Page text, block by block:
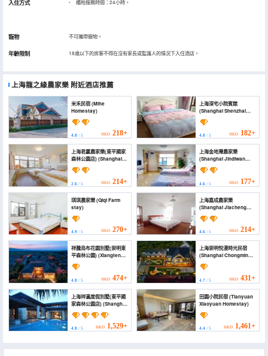
入住方式 櫃枱服務時間：24小時。
寵物 不可攜帶寵物。
年齡限制 18歲以下的房客不得在沒有家長或監護人的情況下入住酒店。
上海龍之緣農家樂 附近酒店推薦
米禾民宿 (Mihe
Homestay)
4.8 / 5 HKD 218+
上海深宅小院賓館
(Shanghai Shenzhai
Xiaoyuan Hotel)
4.8/ 5 HKD 182+
上海君贏農家樂(東平國家
森林公園店) (Shanghai
Junying Farm Stay
(Dongping National
Forest Park))
2.6 / 5 HKD 214+
上海金地灣農家樂
(Shanghai Jindiwan
Farm Stay)
4.6/ 5 HKD 177+
琪琪農家樂 (Qiqi Farm
stay)
4.9 / 5 HKD 270+
上海嘉成農家樂
(Shanghai Jiacheng
Farm Stay)
4.6/ 5 HKD 214+
祥騰烏布花園別墅(崇明東
平森林公園) (Xiangteng
Ubud Garden Villa)
4.8 / 5 HKD 474+
上海崇明悅漫時光民宿
(Shanghai Chongming
Yueman Shiguang
Homestay)
4.7/ 5 HKD 431+
上海祥瀛度假別墅(東平國
家森林公園店) (Shanghai
Xiangxu Holiday Villa
(Dongping National
Forest Park))
4.8 / 5 HKD 1,529+
田園小院民宿 (Tianyuan
Xiaoyuan Homestay)
4.4/ 5 HKD 1,461+